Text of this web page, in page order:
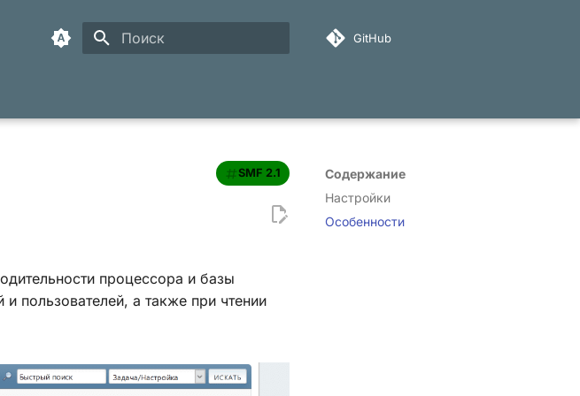
GitHub
Содержание
Настройки
Особенности
SMF 2.1
процессора и базы
пользователей, а также при чтении